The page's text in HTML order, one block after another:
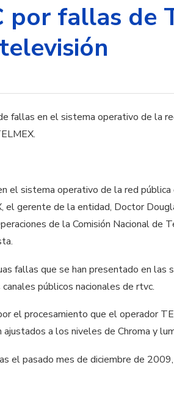
por fallas de
fallas en el sistema operativo de la
el sistema operativo de la red
gerente de la entidad, Doctor
de la Comisión Nacional de
fallas que se han presentado en las
públicos nacionales de rtvc.
el procesamiento que el operador
a los niveles de Chroma y
el pasado mes de diciembre de